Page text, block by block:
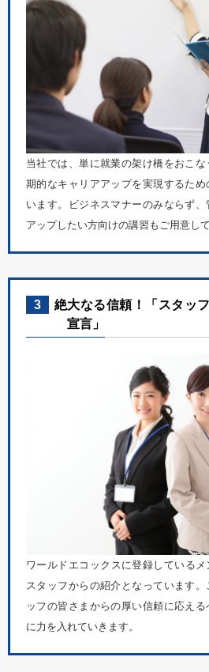
当社では、単に就業の架け橋をおこ
期的なキャリアアップを実現するた
います。ビジネスマナーのみならず
アップしたい方向けの講習もご用意して
3
絶大なる信頼！「スタッ
宣言」
ワールドエコックスに登録しているメ
スタッフからの紹介となっています
ッフの皆さまからの厚い信頼に応え
に力を入れていきます。